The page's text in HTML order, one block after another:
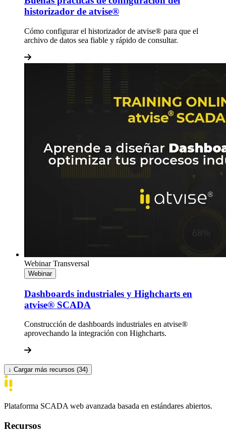
historizador de atvise®
Cómo configurar el historizador de atvise® para que el
archivo de datos sea fiable y rápido de consultar.
WebinarTransversal
Webinar
Dashboards industriales y Highcharts en
atvise® SCADA
Construcción de dashboards industriales en atvise®
aprovechando la integración con Highcharts.
↓ Cargar más recursos (34)
Plataforma SCADA web avanzada basada en estándares abiertos.
Recursos